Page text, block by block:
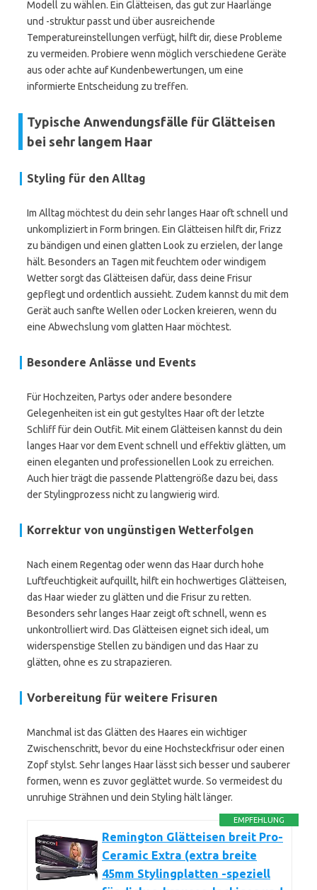
Modell zu wählen. Ein Glätteisen, das gut zur Haarlänge
und -struktur passt und über ausreichende
Temperatureinstellungen verfügt, hilft dir, diese Probleme
zu vermeiden. Probiere wenn möglich verschiedene Geräte
aus oder achte auf Kundenbewertungen, um eine
informierte Entscheidung zu treffen.
Typische Anwendungsfälle für Glätteisen
bei sehr langem Haar
Styling für den Alltag
Im Alltag möchtest du dein sehr langes Haar oft schnell und
unkompliziert in Form bringen. Ein Glätteisen hilft dir, Frizz
zu bändigen und einen glatten Look zu erzielen, der lange
hält. Besonders an Tagen mit feuchtem oder windigem
Wetter sorgt das Glätteisen dafür, dass deine Frisur
gepflegt und ordentlich aussieht. Zudem kannst du mit dem
Gerät auch sanfte Wellen oder Locken kreieren, wenn du
eine Abwechslung vom glatten Haar möchtest.
Besondere Anlässe und Events
Für Hochzeiten, Partys oder andere besondere
Gelegenheiten ist ein gut gestyltes Haar oft der letzte
Schliff für dein Outfit. Mit einem Glätteisen kannst du dein
langes Haar vor dem Event schnell und effektiv glätten, um
einen eleganten und professionellen Look zu erreichen.
Auch hier trägt die passende Plattengröße dazu bei, dass
der Stylingprozess nicht zu langwierig wird.
Korrektur von ungünstigen Wetterfolgen
Nach einem Regentag oder wenn das Haar durch hohe
Luftfeuchtigkeit aufquillt, hilft ein hochwertiges Glätteisen,
das Haar wieder zu glätten und die Frisur zu retten.
Besonders sehr langes Haar zeigt oft schnell, wenn es
unkontrolliert wird. Das Glätteisen eignet sich ideal, um
widerspenstige Stellen zu bändigen und das Haar zu
glätten, ohne es zu strapazieren.
Vorbereitung für weitere Frisuren
Manchmal ist das Glätten des Haares ein wichtiger
Zwischenschritt, bevor du eine Hochsteckfrisur oder einen
Zopf stylst. Sehr langes Haar lässt sich besser und sauberer
formen, wenn es zuvor geglättet wurde. So vermeidest du
unruhige Strähnen und dein Styling hält länger.
EMPFEHLUNG
Remington Glätteisen breit Pro-
Ceramic Extra (extra breite
45mm Stylingplatten -speziell